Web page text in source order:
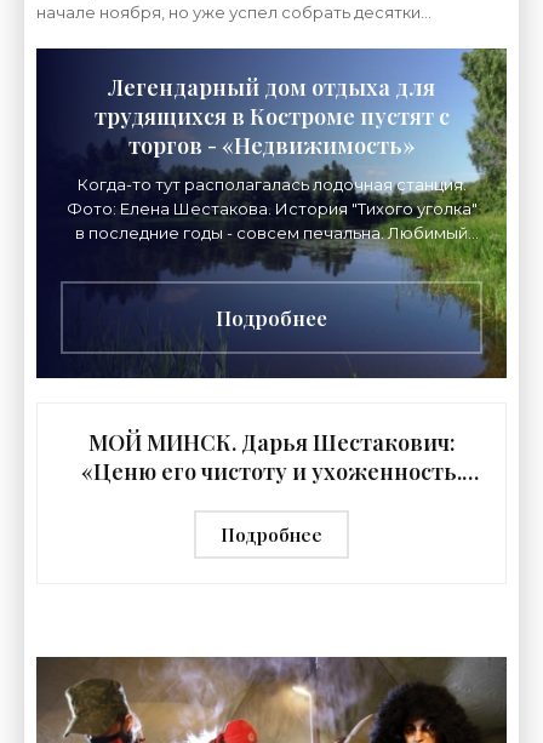
начале ноября, но уже успел собрать десятки
Легендарный дом отдыха для
трудящихся в Костроме пустят с
торгов - «Недвижимость»
Когда-то тут располагалась лодочная станция.
Фото: Елена Шестакова. История "Тихого уголка"
в последние годы - совсем печальна. Любимый
несколько поколениями костромичей дом
Подробнее
МОЙ МИНСК. Дарья Шестакович:
«Ценю его чистоту и ухоженность.
похвастаться» - «Свежие новости
строительства»
Подробнее